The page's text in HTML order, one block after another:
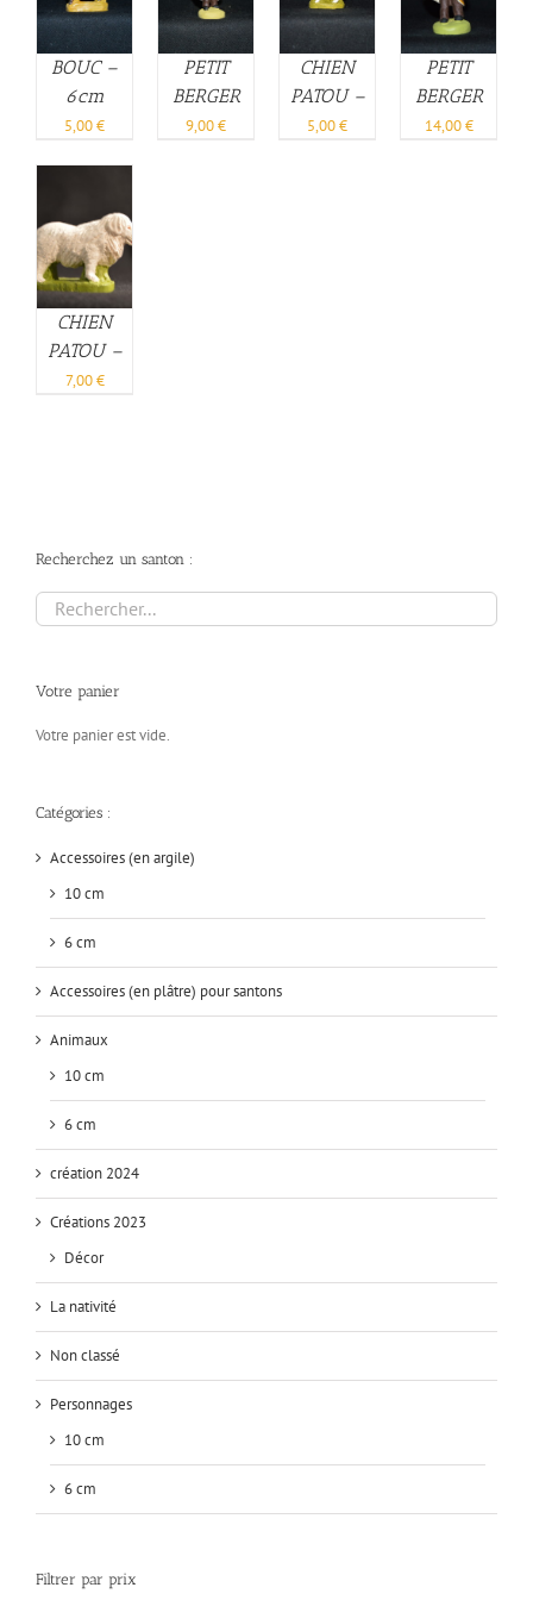
BOUC –
6cm
5,00€
PETIT
BERGER
CAPE –
9,00€
CHIEN
PATOU –
6cm
5,00€
PETIT
BERGER
CAPE –
14,00€
CHIEN
PATOU –
10cm
7,00€
Recherchez un santon :
Votre panier
Votre panier est vide.
Catégories :
Accessoires (en argile)
10 cm
6 cm
Accessoires (en plâtre) pour santons
Animaux
10 cm
6 cm
création 2024
Créations 2023
Décor
La nativité
Non classé
Personnages
10 cm
6 cm
Filtrer par prix